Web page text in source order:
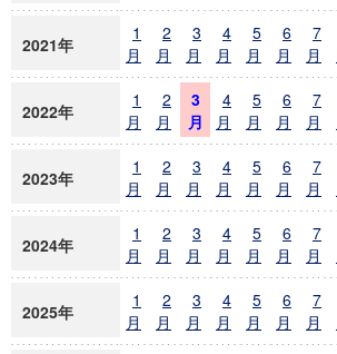
2021年
1
月
2
月
3
月
4
月
5
月
6
月
7
月
2022年
1
月
2
月
3
月
4
月
5
月
6
月
7
月
2023年
1
月
2
月
3
月
4
月
5
月
6
月
7
月
2024年
1
月
2
月
3
月
4
月
5
月
6
月
7
月
2025年
1
月
2
月
3
月
4
月
5
月
6
月
7
月